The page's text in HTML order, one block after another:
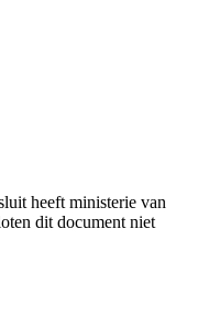
heeft ministerie van
dit document niet